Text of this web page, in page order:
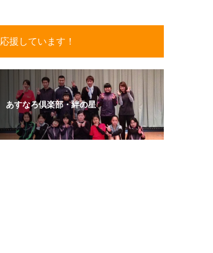
応援しています！
あすなろ倶楽部・絆の星